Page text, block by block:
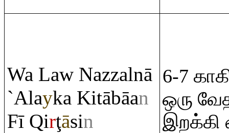
Wa Law Nazzalnā
`Alayka Kitābāan
Fī Qirţāsin
6-7
ஒரு